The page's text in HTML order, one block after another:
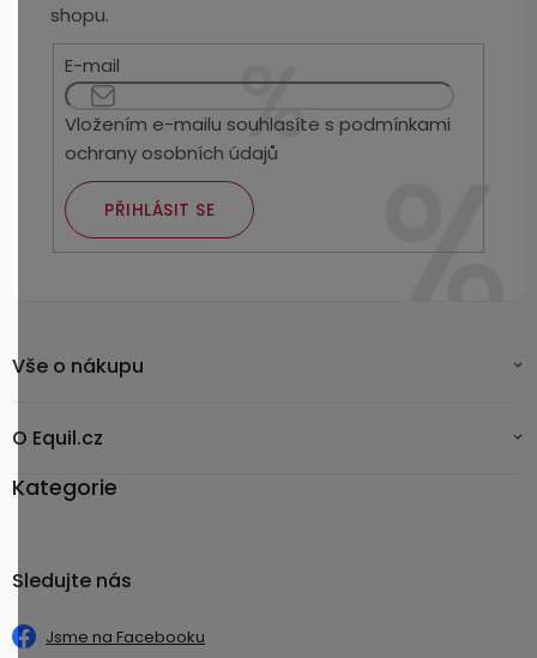
shopu.
E-mail
Vložením e-mailu souhlasíte spodmínkami
ochrany osobních údajů
PŘIHLÁSIT SE
Vše o nákupu
O Equil.cz
Kategorie
Sledujte nás
Jsme na Facebooku